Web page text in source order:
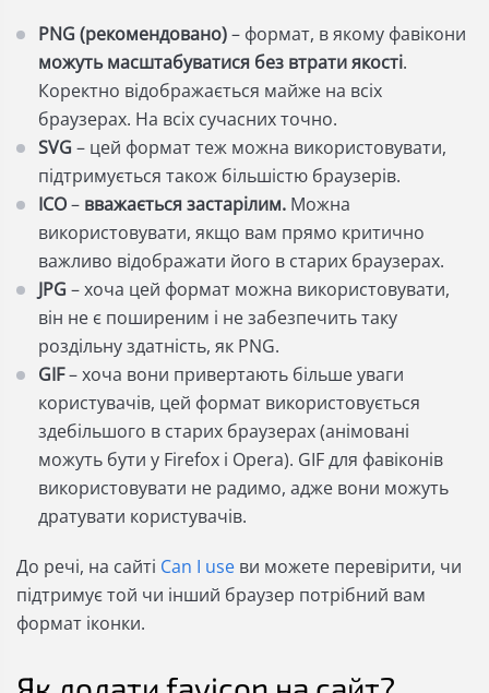
PNG (рекомендовано)– формат, в якому фавікони
можуть масштабуватися без втрати якості.
Коректно відображається майже на всіх
браузерах. На всіх сучасних точно.
SVG – цей формат теж можна використовувати,
підтримується також більшістю браузерів.
ICO– вважається застарілим. Можна
використовувати, якщо вам прямо критично
важливо відображати його в старих браузерах.
JPG – хоча цей формат можна використовувати,
він не є поширеним і не забезпечить таку
роздільну здатність, як PNG.
GIF– хоча вони привертають більше уваги
користувачів, цей формат використовується
здебільшого в старих браузерах (анімовані
можуть бути у Firefox і Opera). GIF для фавіконів
використовувати не радимо, адже вони можуть
дратувати користувачів.
До речі, на сайті Can I use ви можете перевірити, чи
підтримує той чи інший браузер потрібний вам
формат іконки.